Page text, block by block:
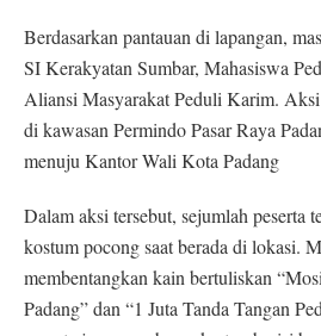
Berdasarkan pantauan di lapangan,
SI Kerakyatan Sumbar, Mahasiswa
Aliansi Masyarakat Peduli Karim.
di kawasan Permindo Pasar Raya
menuju Kantor Wali Kota Padang
Dalam aksi tersebut, sejumlah peserta
kostum pocong saat berada di lokasi.
membentangkan kain bertuliskan
Padang” dan “1 Juta Tanda Tangan